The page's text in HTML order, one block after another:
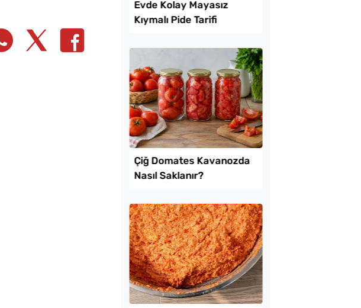
Kahvaltılık Pratik
Kaygana Tarifi
Patlıcan Kızartması Tarifi Kıymalı Pide Tarifi